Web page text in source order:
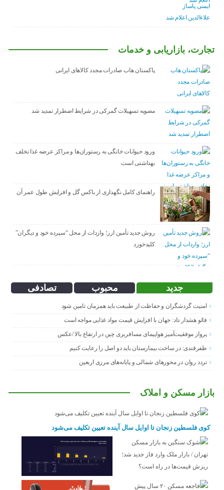
تجارت، بازاریابی و خدمات
پاکستان هاب صادرات مجدد کالاهای ایرانی
مصوبه تسهیلات گمرکی در شرایط اضطرار تمدید شد
ورود حیوانات خانگی به رستوران‌ها و مراکز عرضه غذا تخلف
بهداشتی است
راهنمای کامل نگهداری از باکس گل و افزایش طول عمر آن
روش جدید تأمین ارز؛ واردات از محل “سپرده خود و دیگران”
کلیدخورد
جدید محبوب تصادفی
امنیت گردشگران و حفاظت از طبیعت باید همزمان تامین شود
فائو هشدار داد: جهان با افزایش قیمت مواد غذایی مواجه است
پرواز موفقیت‌آمیز هواپیمای مسافربری چین در ارتفاع بالا /عکس
ظفرقندی: در ساخت بیمارستان باید دو اصل را رعایت کنیم
تردد روان در محورهای شمالی و پایانه‌های مرزی اربعین
بازار مسکن و املاک
کوی فلسطین زنجان تا اوایل سال آینده تعیین تکلیف می‌شود